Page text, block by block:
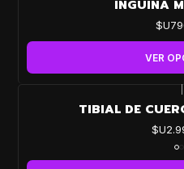
INGUINA
VER
TIBIAL DE